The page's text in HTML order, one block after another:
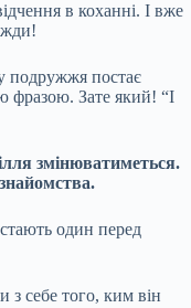
в коханні. І вже
подружжя постає
фразою. Зате який! “І
змінюватиметься.
один перед
з себе того, ким він